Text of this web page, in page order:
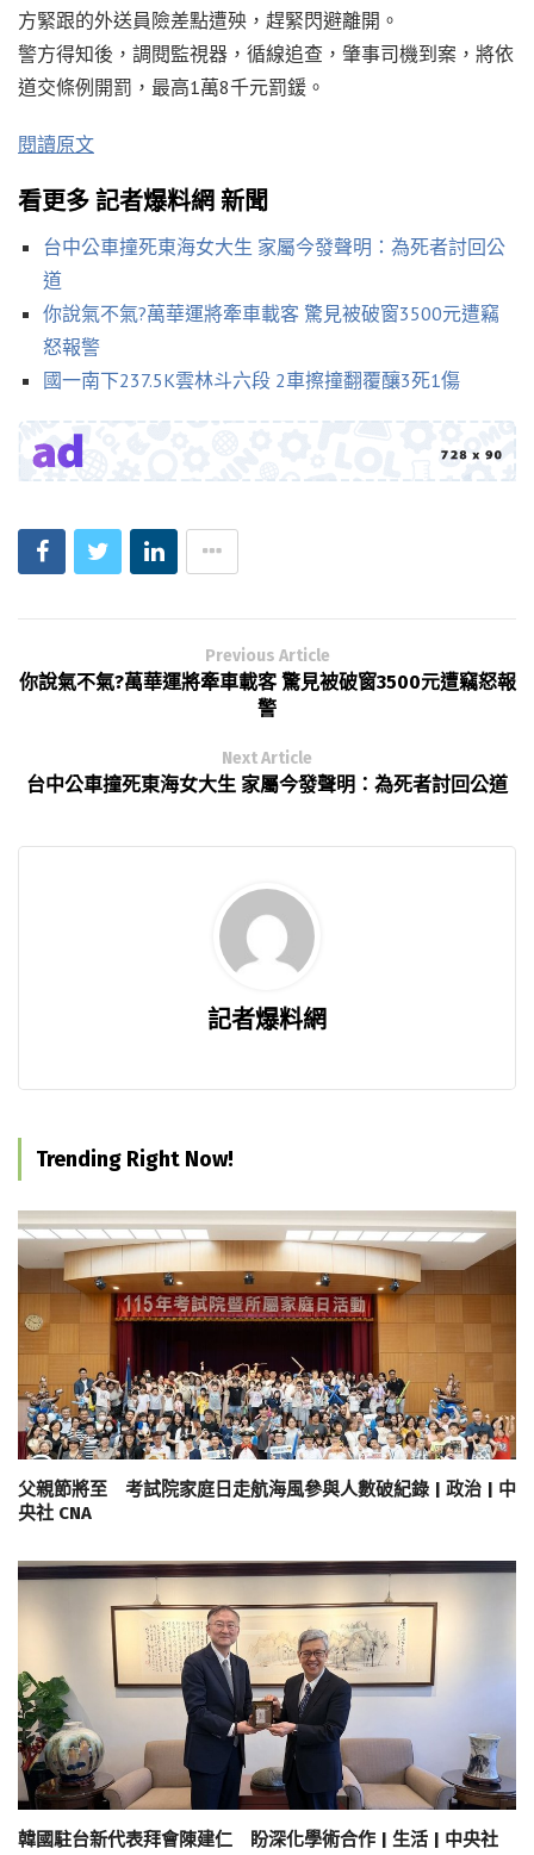
方緊跟的外送員險差點遭殃，趕緊閃避離開。
警方得知後，調閱監視器，循線追查，肇事司機到案，將依
道交條例開罰，最高1萬8千元罰鍰。
閱讀原文
看更多 記者爆料網 新聞
台中公車撞死東海女大生 家屬今發聲明：為死者討回公
道
你說氣不氣?萬華運將牽車載客 驚見被破窗3500元遭竊
怒報警
國一南下237.5K雲林斗六段 2車擦撞翻覆釀3死1傷
Previous Article
你說氣不氣?萬華運將牽車載客 驚見被破窗3500元遭竊怒報
警
Next Article
台中公車撞死東海女大生 家屬今發聲明：為死者討回公道
記者爆料網
Trending Right Now!
父親節將至 考試院家庭日走航海風參與人數破紀錄 | 政治 | 中
央社 CNA
韓國駐台新代表拜會陳建仁 盼深化學術合作 | 生活 | 中央社